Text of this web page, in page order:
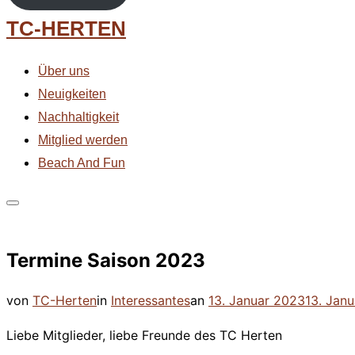
Zum
Inhalt
springen
TC-HERTEN
Über uns
Neuigkeiten
Nachhaltigkeit
Mitglied werden
Beach And Fun
Navigation
Termine Saison 2023
von TC-Hertenin Interessantesan Veröffentlicht
13. Januar 202313.
Liebe Mitglieder, liebe Freunde des TC Herten